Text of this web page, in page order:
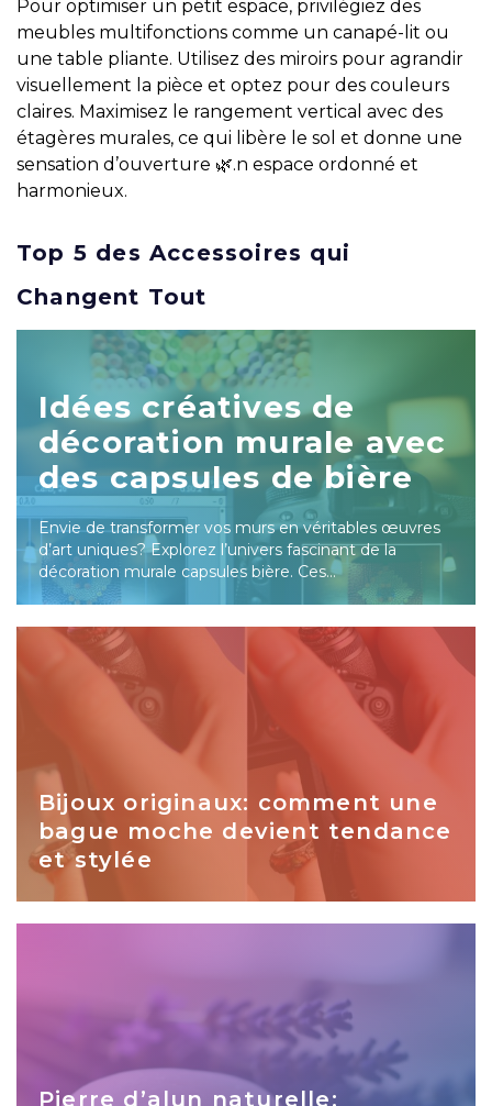
Pour optimiser un petit espace, privilégiez des
meubles multifonctions comme un canapé-lit ou
une table pliante. Utilisez des miroirs pour agrandir
visuellement la pièce et optez pour des couleurs
claires. Maximisez le rangement vertical avec des
étagères murales, ce qui libère le sol et donne une
sensation d’ouverture 🌿.n espace ordonné et
harmonieux.
Top 5 des Accessoires qui
Changent Tout
Idées créatives de
décoration murale avec
des capsules de bière
Envie de transformer vos murs en véritables œuvres
d’art uniques? Explorez l’univers fascinant de la
décoration murale capsules bière. Ces…
Bijoux originaux: comment une
bague moche devient tendance
et stylée
Pierre d’alun naturelle: